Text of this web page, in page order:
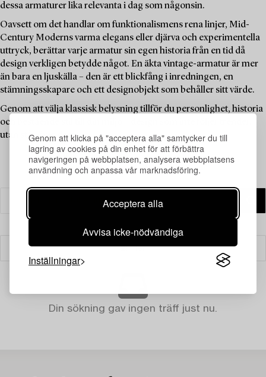
Genom att klicka på "acceptera alla" samtycker du till
lagring av cookies på din enhet för att förbättra
navigeringen på webbplatsen, analysera webbplatsens
användning och anpassa vår marknadsföring.
Acceptera alla
Avvisa icke-nödvändiga
Inställningar
dessa armaturer lika relevanta i dag som någonsin.
Oavsett om det handlar om funktionalismens rena linjer, Mid-
Century Moderns varma elegans eller djärva och experimentella
uttryck, berättar varje armatur sin egen historia från en tid då
design verkligen betydde något. En äkta vintage-armatur är mer
än bara en ljuskälla – den är ett blickfång i inredningen, en
stämningsskapare och ett designobjekt som behåller sitt värde.
Genom att välja klassisk belysning tillför du personlighet, historia
och bestående stil till din miljö – design som inte följer trender,
utan står över dem.
Filter
Din sökning gav ingen träff just nu.